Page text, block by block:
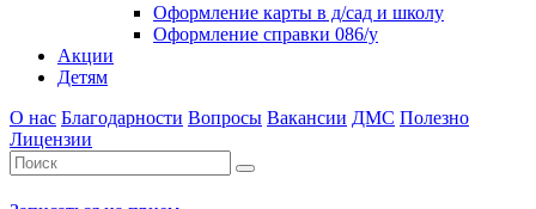
Оформление карты в д/сад и школу
Оформление справки 086/у
Акции
Детям
О нас Благодарности Вопросы Вакансии ДМС Полезно
Лицензии